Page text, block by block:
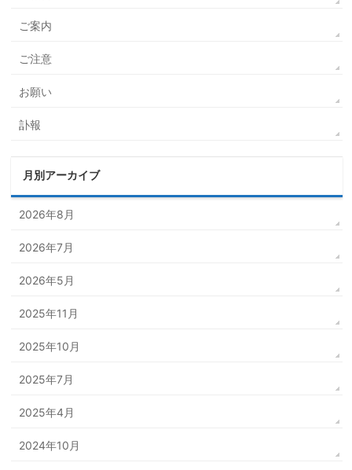
ご案内
ご注意
お願い
訃報
月別アーカイブ
2026年8月
2026年7月
2026年5月
2025年11月
2025年10月
2025年7月
2025年4月
2024年10月